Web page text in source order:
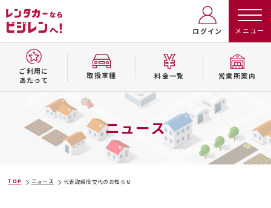
ログイン
ご利用に
あたって
取扱⾞種 料⾦⼀覧 営業所案内
ニュース
TOP ニュース 代表取締役交代のお知らせ